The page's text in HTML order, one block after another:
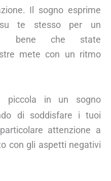
Il sogno esprime
te stesso per un
bene che state
mete con un ritmo
piccola in un sogno
di soddisfare i tuoi
attenzione a
con gli aspetti negativi